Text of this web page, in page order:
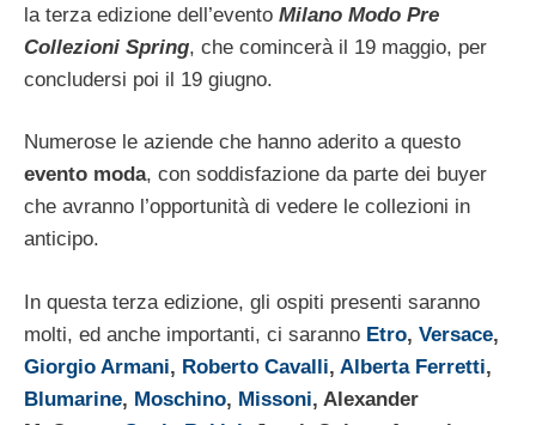
la terza edizione dell’evento Milano Modo Pre
Collezioni Spring, che comincerà il 19 maggio, per
concludersi poi il 19 giugno.
Numerose le aziende che hanno aderito a questo
evento moda, con soddisfazione da parte dei buyer
che avranno l’opportunità di vedere le collezioni in
anticipo.
In questa terza edizione, gli ospiti presenti saranno
molti, ed anche importanti, ci saranno Etro, Versace,
Giorgio Armani, Roberto Cavalli, Alberta Ferretti,
Blumarine, Moschino, Missoni, Alexander